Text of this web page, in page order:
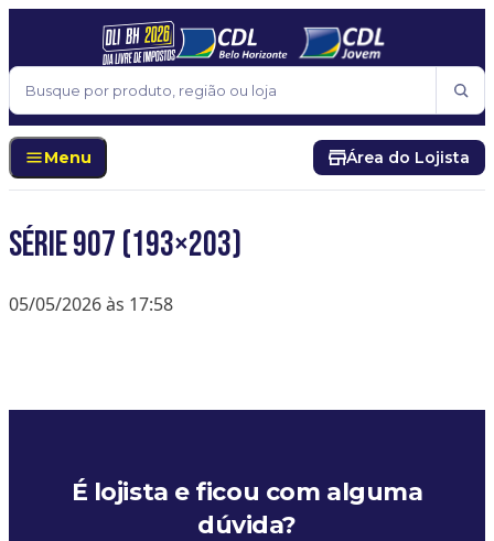
Pular para o conteúdo
Buscar
Menu Área do Lojista
Série 907 (193×203)
05/05/2026 às 17:58
É lojista e ficou com alguma
dúvida?